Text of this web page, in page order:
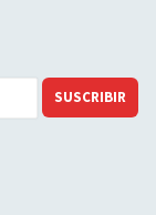
SUSCRIBIR